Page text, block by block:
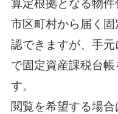
算定根拠となる物件
市区町村から届く
認できますが、手
で固定資産課税台
す。
閲覧を希望する場